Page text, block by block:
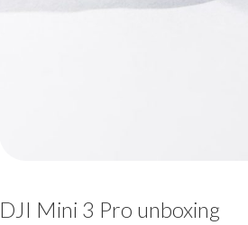
DJI Mini 3 Pro unboxing